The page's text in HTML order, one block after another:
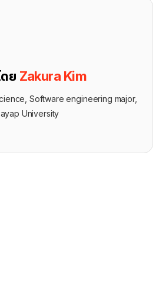
ย Zakura Kim
Software engineering major,
University